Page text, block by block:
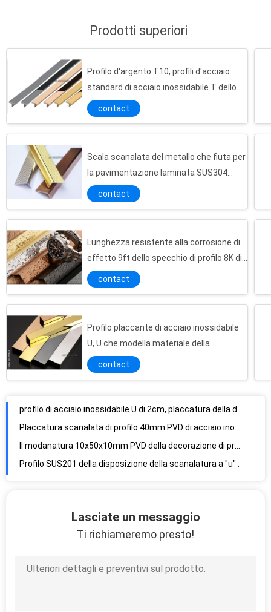
Prodotti superiori
Profilo d'argento T10, profili d'acciaio
standard di acciaio inossidabile T dello
specchio di 8ft
contact
Scala scanalata del metallo che fiuta per
la pavimentazione laminata SUS304
resistente alla corrosione
contact
Lunghezza resistente alla corrosione di
effetto 9ft dello specchio di profilo 8K di
angolo di acciaio inossidabile
contact
Profilo placcante di acciaio inossidabile
U, U che modella materiale della
disposizione SUS316 anodizzato
contact
Il modanatura 10x50x10mm PVD della decorazione di profilo di acciaio inossidabile U del grado 201 ha placcato
Lasciate un messaggio
Ti richiameremo presto!